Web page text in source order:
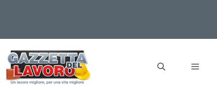
contenuto